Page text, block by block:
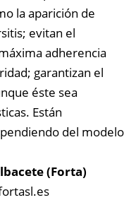
la aparición de
evitan el
adherencia
garantizan el
éste sea
Están
del modelo
(Forta)